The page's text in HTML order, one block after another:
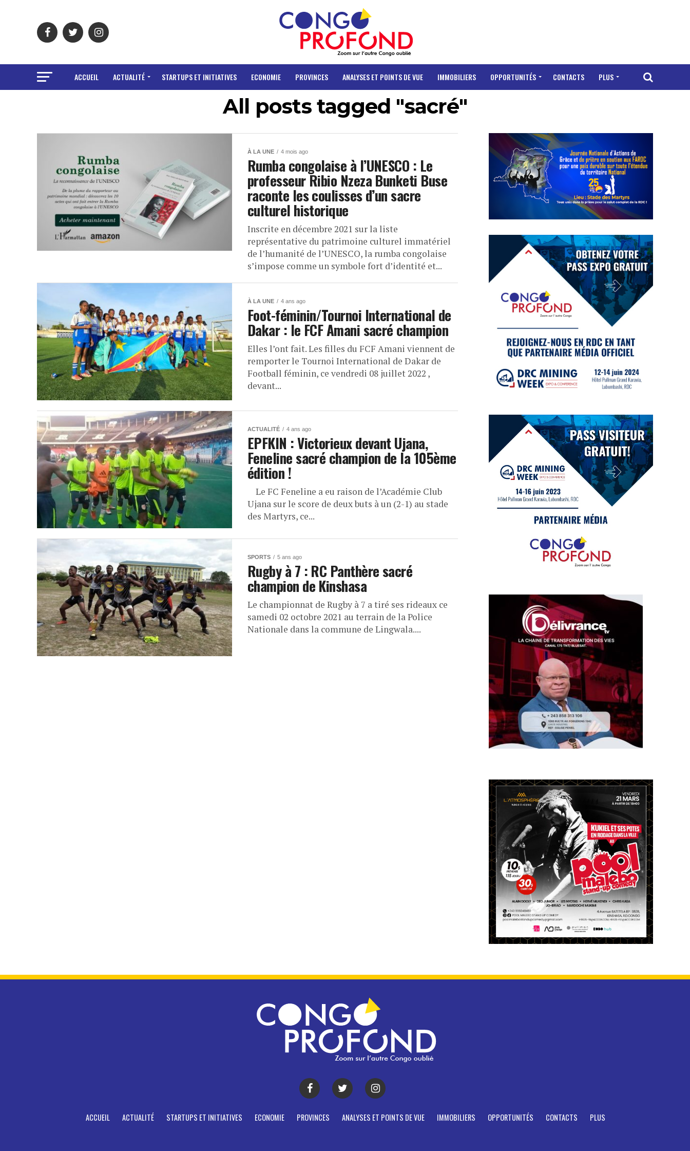
ACCUEIL ACTUALITÉ STARTUPS ET INITIATIVES ECONOMIE PROVINCES ANALYSES ET POINTS DE VUE IMMOBILIERS OPPORTUNITÉS CONTACTS PLUS
All posts tagged "sacré"
À LA UNE 4 mois ago
Rumba congolaise à l’UNESCO : Le
professeur Ribio Nzeza Bunketi Buse
raconte les coulisses d’un sacre
culturel historique
Inscrite en décembre 2021 sur la liste
représentative du patrimoine culturel immatériel
de l’humanité de l’UNESCO, la rumba congolaise
s’impose comme un symbole fort d’identité et...
À LA UNE 4 ans ago
Foot-féminin/Tournoi International de
Dakar : le FCF Amani sacré champion
Elles l’ont fait. Les filles du FCF Amani viennent de
remporter le Tournoi International de Dakar de
Football féminin, ce vendredi 08 juillet 2022 ,
devant...
ACTUALITÉ 4 ans ago
EPFKIN : Victorieux devant Ujana,
Feneline sacré champion de la 105ème
édition !
Le FC Feneline a eu raison de l’Académie Club
Ujana sur le score de deux buts à un (2-1) au stade
des Martyrs, ce...
SPORTS 5 ans ago
Rugby à 7 : RC Panthère sacré
champion de Kinshasa
Le championnat de Rugby à 7 a tiré ses rideaux ce
samedi 02 octobre 2021 au terrain de la Police
Nationale dans la commune de Lingwala....
ACCUEIL ACTUALITÉ STARTUPS ET INITIATIVES ECONOMIE PROVINCES ANALYSES ET POINTS DE VUE IMMOBILIERS OPPORTUNITÉS CONTACTS PLUS